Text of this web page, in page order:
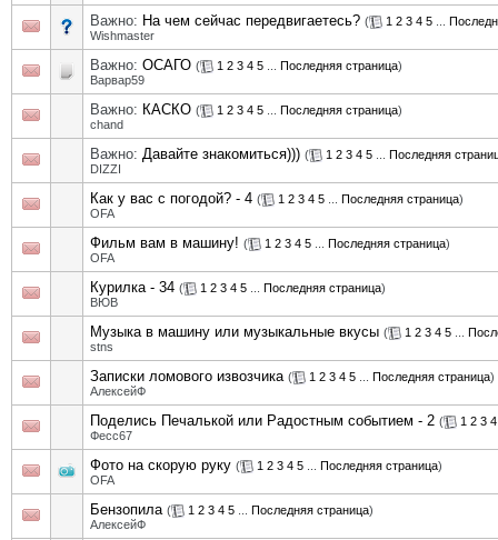
Важно: На чем сейчас передвигаетесь? ( 1 2 3 4 5
Wishmaster
Важно: ОСАГО ( 1 2 3 4 5 Последняя страница)
Варвар59
Важно: КАСКО ( 1 2 3 4 5 Последняя страница)
chand
Важно: Давайте знакомиться))) ( 1 2 3 4 5
Последняя
DIZZI
Как у вас с погодой? - 4 ( 1 2 3 4 5 Последняя страница)
OFA
Фильм вам в машину! ( 1 2 3 4 5 Последняя страница)
OFA
Курилка - 34 ( 1 2 3 4 5 Последняя страница)
ВЮВ
Музыка в машину или музыкальные вкусы ( 1 2 3 4 5
stns
Записки ломового извозчика ( 1 2 3 4 5 Последняя страница)
АлексейФ
Поделись Печалькой или Радостным событием - 2 ( 1 2 3 4
Фесс67
Фото на скорую руку ( 1 2 3 4 5 Последняя страница)
OFA
Бензопила ( 1 2 3 4 5 Последняя страница)
АлексейФ